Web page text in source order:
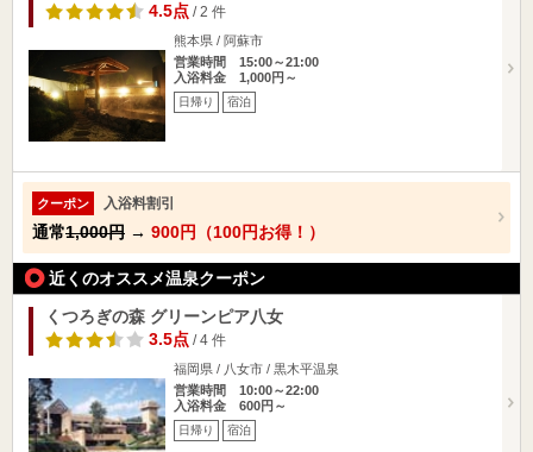
4.5点/ 2 件
熊本県 / 阿蘇市
営業時間 15:00～21:00
入浴料金 1,000円～
日帰り 宿泊
クーポン 入浴料割引
通常1,000円 → 900円（100円お得！）
近くのオススメ温泉クーポン
くつろぎの森 グリーンピア八女
3.5点/ 4 件
福岡県 / 八女市 / 黒木平温泉
営業時間 10:00～22:00
入浴料金 600円～
日帰り 宿泊